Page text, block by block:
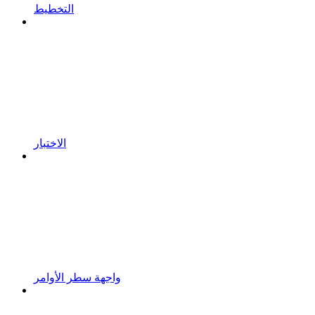
التخطيط
الاختبار
واجهة سطر الأوامر